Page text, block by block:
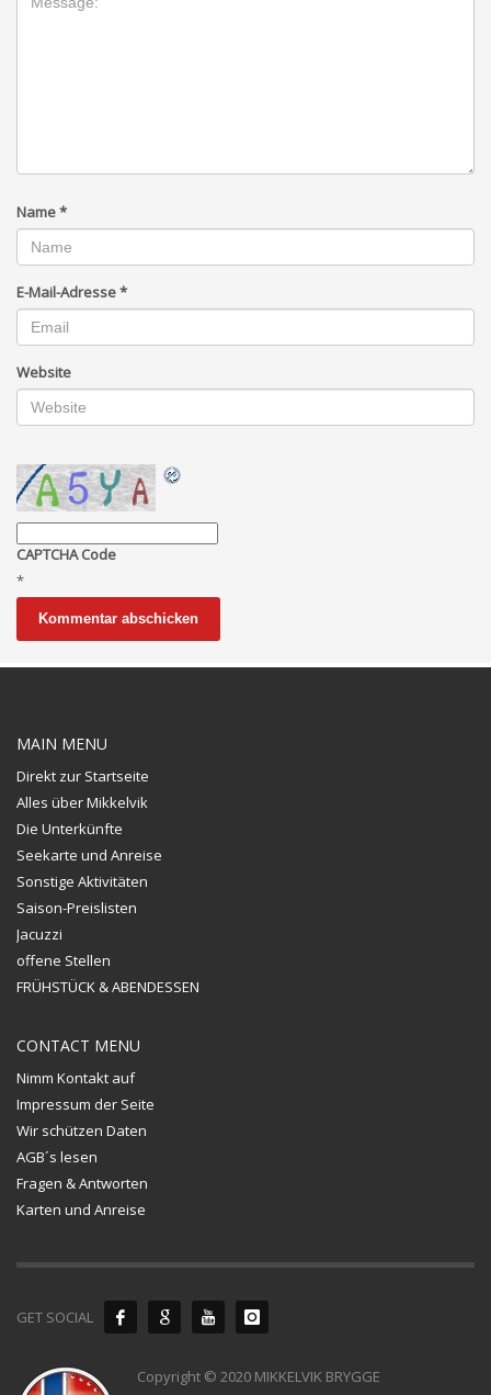
Name*
E-Mail-Adresse*
Website
CAPTCHA Code
*
MAIN MENU
Direkt zur Startseite
Alles über Mikkelvik
Die Unterkünfte
Seekarte und Anreise
Sonstige Aktivitäten
Saison-Preislisten
Jacuzzi
offene Stellen
FRÜHSTÜCK & ABENDESSEN
CONTACT MENU
Nimm Kontakt auf
Impressum der Seite
Wir schützen Daten
AGB´s lesen
Fragen & Antworten
Karten und Anreise
GET SOCIAL
Copyright © 2020 MIKKELVIK BRYGGE